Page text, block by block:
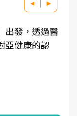
出發，透過醫
亞健康的認